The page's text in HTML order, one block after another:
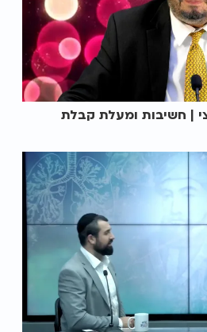
| חשיבות ומעלת קבלת